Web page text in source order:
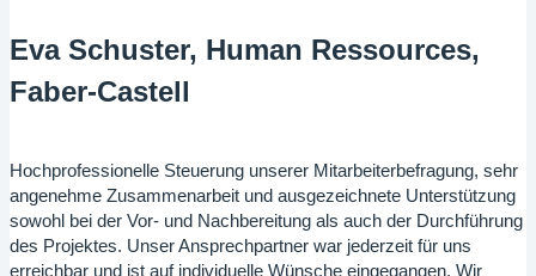
Eva Schuster, Human Ressources,
Faber-Castell
Hochprofessionelle Steuerung unserer Mitarbeiterbefragung, sehr
angenehme Zusammenarbeit und ausgezeichnete Unterstützung
sowohl bei der Vor- und Nachbereitung als auch der Durchführung
des Projektes. Unser Ansprechpartner war jederzeit für uns
erreichbar und ist auf individuelle Wünsche eingegangen. Wir